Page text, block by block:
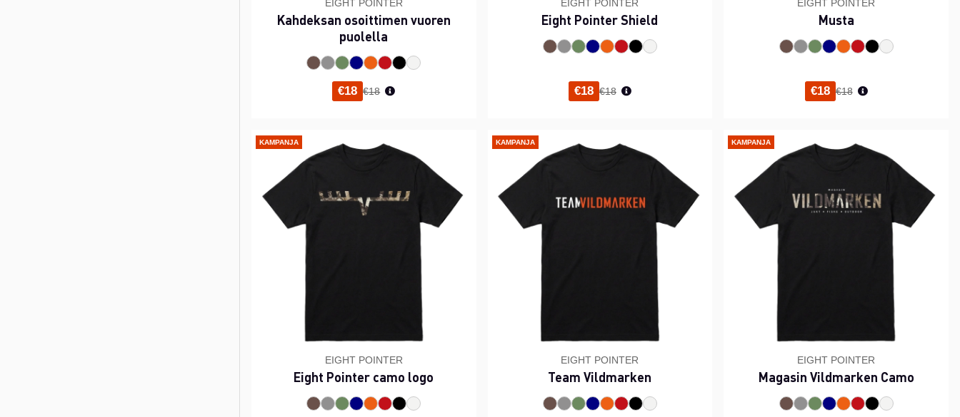
EIGHT POINTER
Kahdeksan osoittimen vuoren
puolella
€18 Normaali hinta
€18
EIGHT POINTER
Eight Pointer Shield
€18 Normaali hinta
€18
EIGHT POINTER
Musta
€18 Normaali hinta
€18
KAMPANJA
EIGHT POINTER
Eight Pointer camo logo
KAMPANJA
EIGHT POINTER
Team Vildmarken
KAMPANJA
EIGHT POINTER
Magasin Vildmarken Camo